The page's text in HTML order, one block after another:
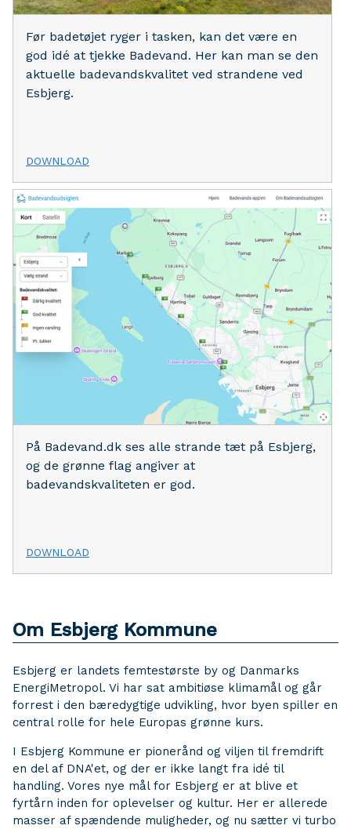
Før badetøjet ryger i tasken, kan det være en
god idé at tjekke Badevand. Her kan man se den
aktuelle badevandskvalitet ved strandene ved
Esbjerg.
DOWNLOAD
På Badevand.dk ses alle strande tæt på Esbjerg,
og de grønne flag angiver at
badevandskvaliteten er god.
DOWNLOAD
Om Esbjerg Kommune
Esbjerg er landets femtestørste by og Danmarks
EnergiMetropol. Vi har sat ambitiøse klimamål og går
forrest i den bæredygtige udvikling, hvor byen spiller en
central rolle for hele Europas grønne kurs.
I Esbjerg Kommune er pionerånd og viljen til fremdrift
en del af DNA'et, og der er ikke langt fra idé til
handling. Vores nye mål for Esbjerg er at blive et
fyrtårn inden for oplevelser og kultur. Her er allerede
masser af spændende muligheder, og nu sætter vi turbo